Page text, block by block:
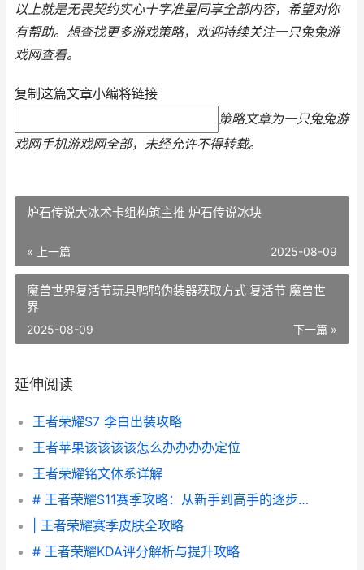
以上就是无畏契约实心十字准星同享全部内容，希望对你
有帮助。 想查找更多游戏策略，欢迎持续关注一只兔兔游
戏网查看。
复制这篇文章小编将链接
策略文章为一只兔兔游
戏网手机游戏网全部，未经允许不得转载。
炉石传说大冰术卡组构筑主推 炉石传说冰块
« 上一篇 2025-08-09
魔兽世界复活节玩具鸭鸭伪装器获取方式 复活节 魔兽世
界
下一篇 »
2025-08-09
延伸阅读
王者荣耀S7 李白出装攻略
王者苹果该该该该怎么办办办办定位
王者荣耀铭文体系详解
# 王者荣耀S11赛季攻略：从新手到高手的逐步指南
| 王者荣耀赛季皮肤全攻略
# 王者荣耀KDA评分解析与提升攻略